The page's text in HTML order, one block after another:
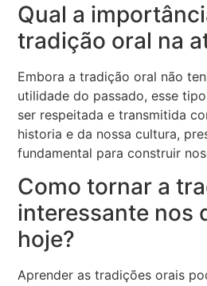
Qual a
tradição oral na
Embora a tradição oral não
utilidade do passado, esse
ser respeitada e transmitida
historia e da nossa cultura,
fundamental para construir
Como tornar a
interessante nos
hoje?
Aprender as tradições orais